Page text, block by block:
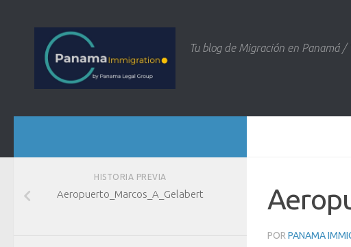
Tu blog de Migración en Panamá
POR PANAMA
HISTORIA PREVIA
Aeropuerto_Marcos_A_Gelabert